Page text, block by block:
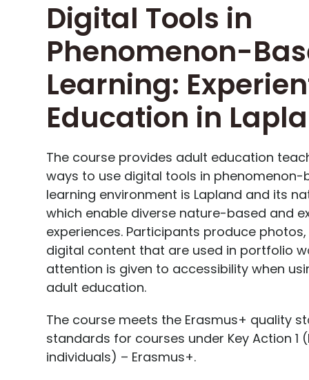
Digital Tools in
Phenomenon-
Learning:
Education in
The course provides adult education
ways to use digital tools in phenomenon-
learning environment is Lapland and its
which enable diverse nature-based and
experiences. Participants produce
digital content that are used in portfolio
attention is given to accessibility when
adult education.
The course meets the Erasmus+ quality
standards for courses under Key Action 1
individuals) – Erasmus+.